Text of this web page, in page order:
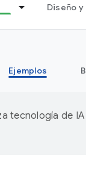
Diseño
Ejemplos
tecnología de